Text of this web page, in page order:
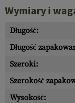
Wymiary i
Długość:
Długość
Szeroki:
Szerokość
Wysokość: